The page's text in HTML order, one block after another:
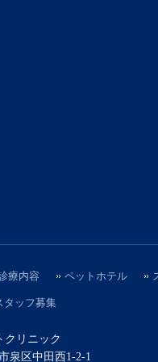
療内容 ペットホテル
タッフ募集
クリニック
泉区中田西1-2-1